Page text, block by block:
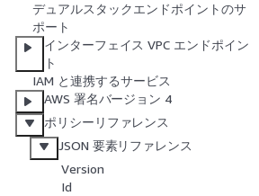
デュアルスタックエンドポイントのサ
ポート
インターフェイス VPC エンドポイン
ト
IAM と連携するサービス
AWS 署名バージョン 4
ポリシーリファレンス
JSON 要素リファレンス
Version
Id